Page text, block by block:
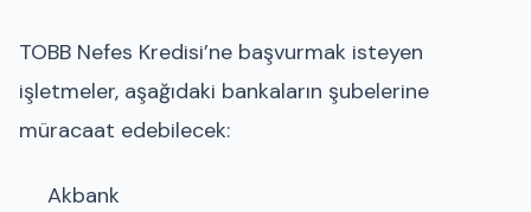
TOBB Nefes Kredisi’ne başvurmak isteyen
işletmeler, aşağıdaki bankaların şubelerine
müracaat edebilecek:
Akbank